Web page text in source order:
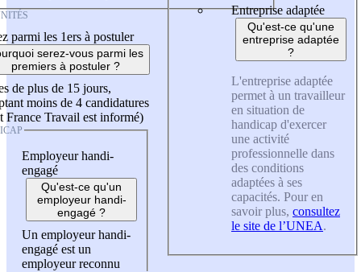
parmi les 1ers à postuler
serez-vous parmi les
premiers à postuler ?
de plus de 15 jours,
moins de 4 candidatures
France Travail est informé)
Employeur handi-
engagé
Qu'est-ce qu'un
employeur handi-
engagé ?
Un employeur handi-
engagé est un
employeur reconnu
Entreprise adaptée
Qu'est-ce qu'une
entreprise adaptée
?
L'entreprise adaptée
permet à un travailleur
en situation de
handicap d'exercer
une activité
professionnelle dans
des conditions
adaptées à ses
capacités. Pour en
savoir plus, consultez
le site de l’UNEA.